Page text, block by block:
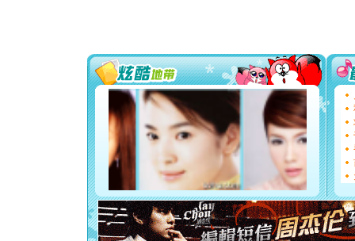
你太多，
要平安
[圣诞节]
能正大
都要快乐
[圣诞节]
如意,快
[元旦]
看
断电。
你是我
[元旦]如
起；二是
离。水晶
[元旦]当